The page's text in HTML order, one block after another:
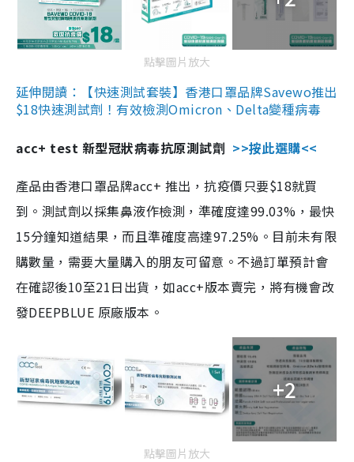
點擊圖片放大
延伸閱讀：【快速測試套裝】香港口罩品牌Savewo推出
$18快速測試劑！有效檢測Omicron、Delta變種病毒
acc+ test 新型冠狀病毒抗原測試劑 >>按此選購<<
產品由香港口罩品牌acc+ 推出，抗疫價只要$18就買
到。測試劑以採集鼻液作檢測，準確度達99.03%，最快
15分鐘知道結果，而且準確度高達97.25%。目前未有限
購數量，需要大量購入的朋友可留意。不過訂單預計會
在確認後10至21日出貨，如acc+版本賣完，將有機會改
發DEEPBLUE 原廠版本。
+2
點擊圖片放大